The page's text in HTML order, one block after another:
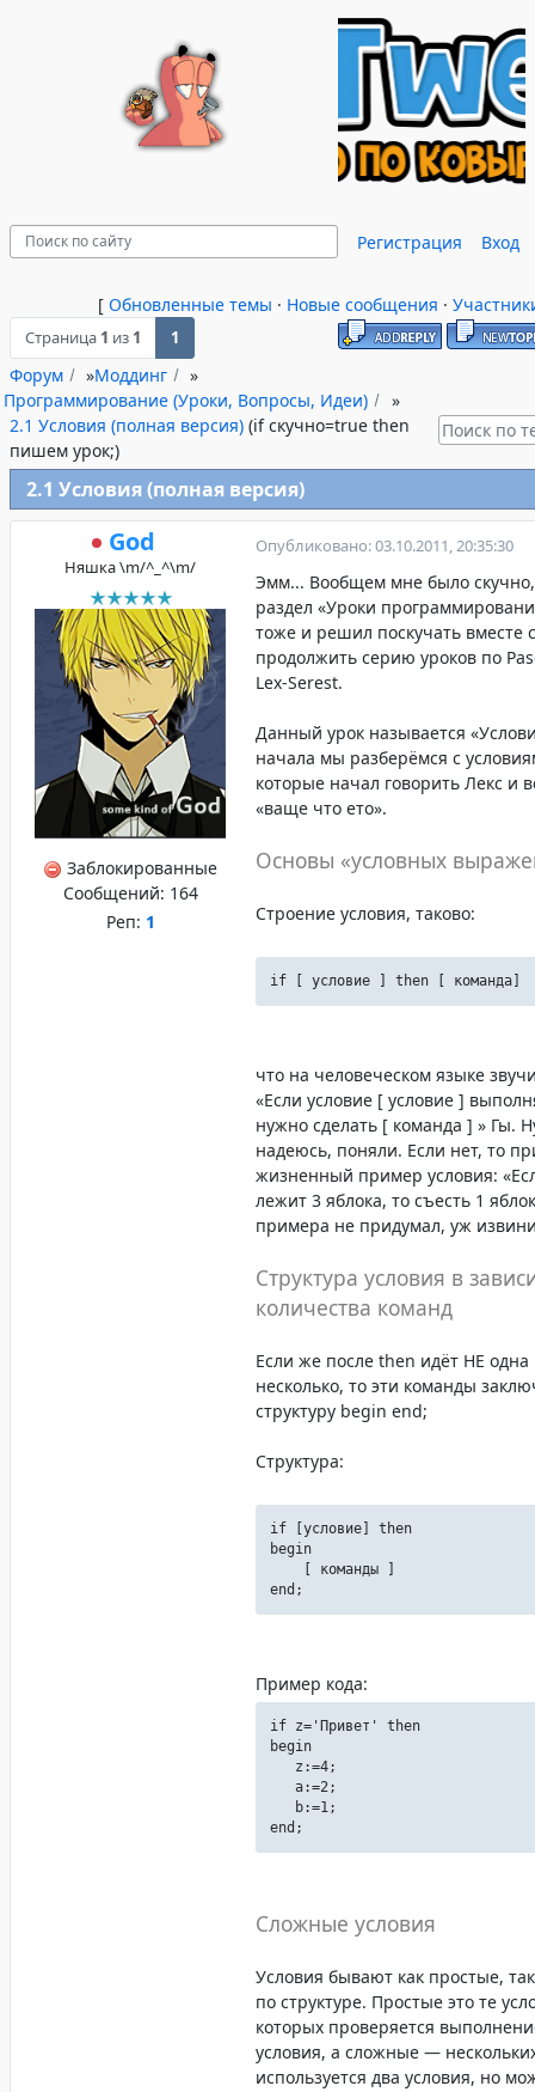
Регистрация Вход
[ Обновленные темы · Новые сообщения ·
Страница 1 из 1 1
Форум »Моддинг
»
Программирование (Уроки, Вопросы, Идеи)
»
2.1 Условия (полная версия) (if скучно=true then
пишем урок;)
2.1 Условия (полная версия)
God
Няшка \m/^_^\m/
Заблокированные
Сообщений: 164
Реп: 1
Опубликовано: 03.10.2011, 20:35:30
Эмм... Вообщем мне было скучно,
раздел «Уроки
тоже и решил поскучать вместе
продолжить серию уроков по
Lex-Serest.
Данный урок называется
начала мы разберёмся с
которые начал говорить Лекс и
«ваще что ето».
Основы «условных
Строение условия, таково:
if [ условие ] then [ команда]
что на человеческом языке
«Если условие [ условие ]
нужно сделать [ команда ] » Гы.
надеюсь, поняли. Если нет, то
жизненный пример условия:
лежит 3 яблока, то съесть 1
примера не придумал, уж
Структура условия в
количества команд
Если же после then идёт НЕ одна
несколько, то эти команды
структуру begin end;
Структура:
if [условие] then
begin
[ команды ]
end;
Пример кода:
if z='Привет' then
begin
z:=4;
a:=2;
b:=1;
end;
Сложные условия
Условия бывают как простые,
по структуре. Простые это те
которых проверяется
условия, а сложные —
используется два условия, но